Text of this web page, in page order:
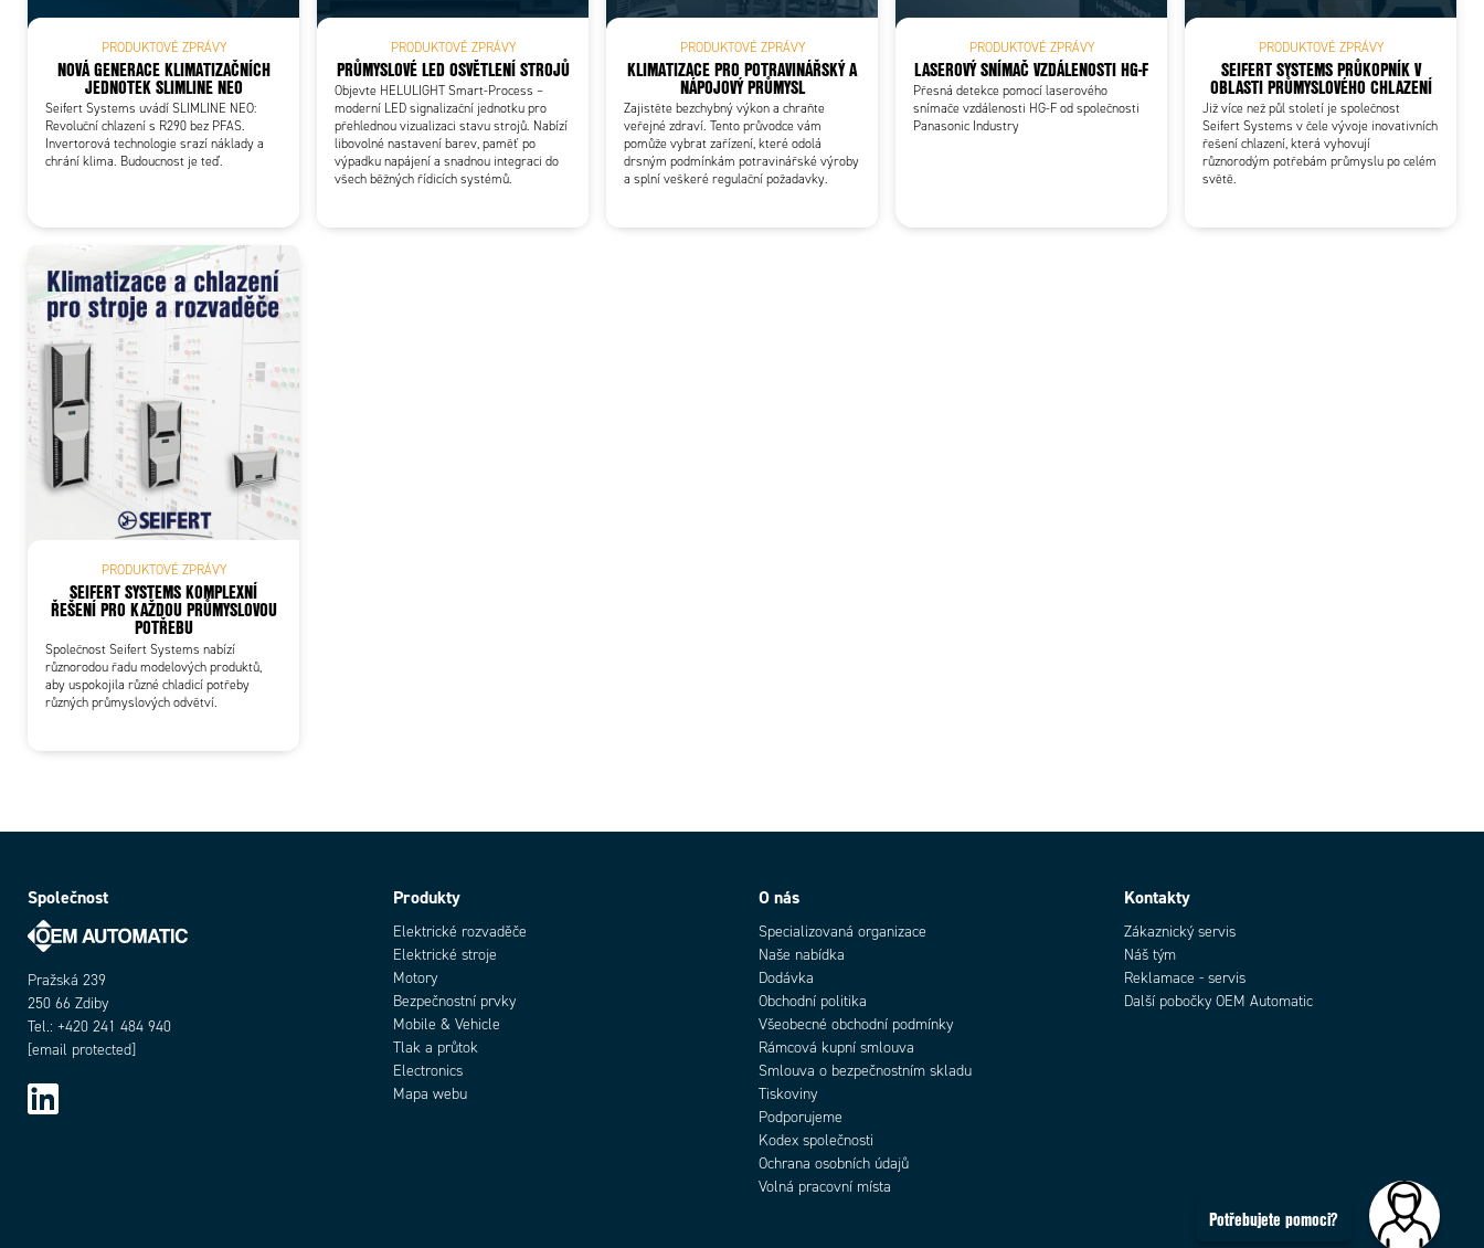
PRODUKTOVÉ ZPRÁVY
NOVÁ GENERACE KLIMATIZAČNÍCH
JEDNOTEK SLIMLINE NEO
Seifert Systems uvádí SLIMLINE NEO:
Revoluční chlazení s R290 bez PFAS.
Invertorová technologie srazí náklady a
chrání klima. Budoucnost je teď.
PRODUKTOVÉ ZPRÁVY
PRŮMYSLOVÉ LED OSVĚTLENÍ STROJŮ
Objevte HELULIGHT Smart-Process –
moderní LED signalizační jednotku pro
přehlednou vizualizaci stavu strojů. Nabízí
libovolné nastavení barev, paměť po
výpadku napájení a snadnou integraci do
všech běžných řídicích systémů.
PRODUKTOVÉ ZPRÁVY
KLIMATIZACE PRO POTRAVINÁŘSKÝ A
NÁPOJOVÝ PRŮMYSL
Zajistěte bezchybný výkon a chraňte
veřejné zdraví. Tento průvodce vám
pomůže vybrat zařízení, které odolá
drsným podmínkám potravinářské výroby
a splní veškeré regulační požadavky.
PRODUKTOVÉ ZPRÁVY
LASEROVÝ SNÍMAČ VZDÁLENOSTI HG-F
Přesná detekce pomocí laserového
snímače vzdálenosti HG-F od společnosti
Panasonic Industry
PRODUKTOVÉ ZPRÁVY
SEIFERT SYSTEMS PRŮKOPNÍK V
OBLASTI PRŮMYSLOVÉHO CHLAZENÍ
Již více než půl století je společnost
Seifert Systems v čele vývoje inovativních
řešení chlazení, která vyhovují
různorodým potřebám průmyslu po celém
světě.
PRODUKTOVÉ ZPRÁVY
SEIFERT SYSTEMS KOMPLEXNÍ
ŘEŠENÍ PRO KAŽDOU PRŮMYSLOVOU
POTŘEBU
Společnost Seifert Systems nabízí
různorodou řadu modelových produktů,
aby uspokojila různé chladicí potřeby
různých průmyslových odvětví.
Společnost
Pražská 239
250 66 Zdiby
Tel.: +420 241 484 940
[email protected]
Produkty
Elektrické rozvaděče
Elektrické stroje
Motory
Bezpečnostní prvky
Mobile & Vehicle
Tlak a průtok
Electronics
Mapa webu
O nás
Specializovaná organizace
Naše nabídka
Dodávka
Obchodní politika
Všeobecné obchodní podmínky
Rámcová kupní smlouva
Smlouva o bezpečnostním skladu
Tiskoviny
Podporujeme
Kodex společnosti
Ochrana osobních údajů
Volná pracovní místa
Kontakty
Zákaznický servis
Náš tým
Reklamace - servis
Další pobočky OEM Automatic
Potřebujete pomoci?